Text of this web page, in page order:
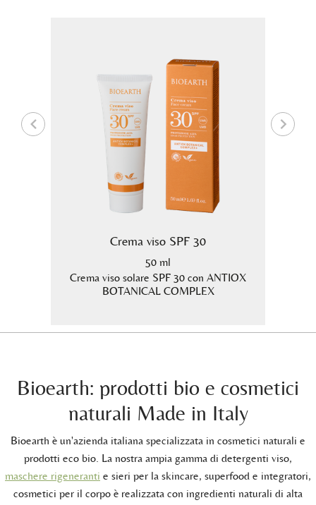
Crema viso SPF 30
50 ml
Crema viso solare SPF 30 con ANTIOX
BOTANICAL COMPLEX
Bioearth: prodotti bio e cosmetici
naturali Made in Italy
Bioearth è un'azienda italiana specializzata in cosmetici naturali e
prodotti eco bio. La nostra ampia gamma di detergenti viso,
maschere rigeneranti e sieri per la skincare, superfood e integratori,
cosmetici per il corpo è realizzata con ingredienti naturali di alta